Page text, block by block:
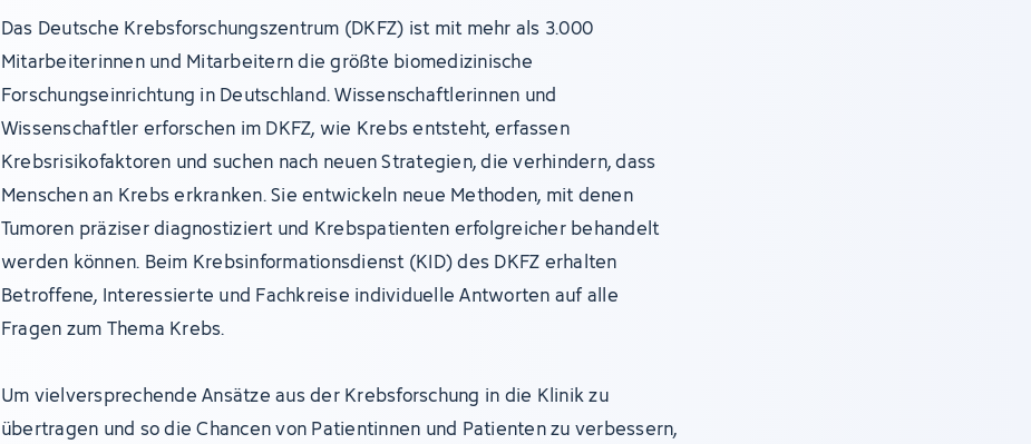
Das Deutsche Krebsforschungszentrum (DKFZ) ist mit mehr als 3.000
Mitarbeiterinnen und Mitarbeitern die größte biomedizinische
Forschungseinrichtung in Deutschland. Wissenschaftlerinnen und
Wissenschaftler erforschen im DKFZ, wie Krebs entsteht, erfassen
Krebsrisikofaktoren und suchen nach neuen Strategien, die verhindern, dass
Menschen an Krebs erkranken. Sie entwickeln neue Methoden, mit denen
Tumoren präziser diagnostiziert und Krebspatienten erfolgreicher behandelt
werden können. Beim Krebsinformationsdienst (KID) des DKFZ erhalten
Betroffene, Interessierte und Fachkreise individuelle Antworten auf alle
Fragen zum Thema Krebs.
Um vielversprechende Ansätze aus der Krebsforschung in die Klinik zu
übertragen und so die Chancen von Patientinnen und Patienten zu verbessern,